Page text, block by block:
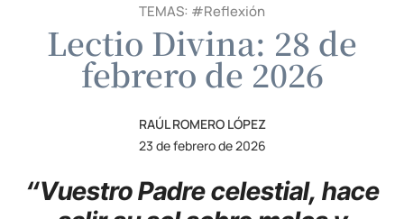
TEMAS: #Reflexión
Lectio Divina: 28 de
febrero de 2026
RAÚL ROMERO LÓPEZ
23 de febrero de 2026
“Vuestro Padre celestial, hace